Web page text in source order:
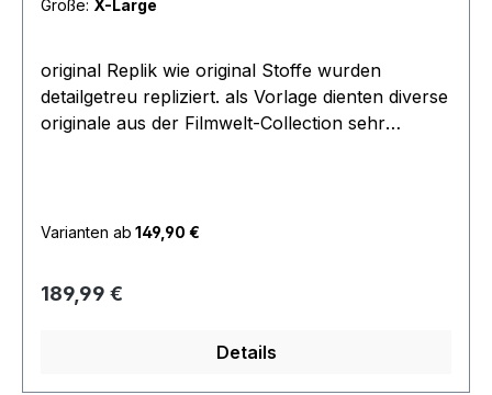
Größe: X-Large
original Replik wie original Stoffe wurden
detailgetreu repliziert. als Vorlage dienten diverse
originale aus der Filmwelt-Collection sehr
Schauspielern in der Serie verwendet tolles
Einzelstück die für ein Film Project produzier
wurden jedoch nie verwendet wurden also
Varianten ab 149,90 €
Regulärer Preis:
189,99 €
Details